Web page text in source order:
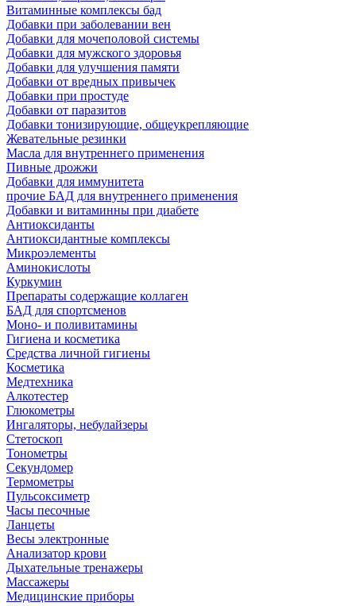
Витаминные комплексы бад
Добавки при заболевании вен
Добавки для мочеполовой системы
Добавки для мужского здоровья
Добавки для улучшения памяти
Добавки от вредных привычек
Добавки при простуде
Добавки от паразитов
Добавки тонизирующие, общеукрепляющие
Жевательные резинки
Масла для внутреннего применения
Пивные дрожжи
Добавки для иммунитета
прочие БАД для внутреннего применения
Добавки и витаминны при диабете
Антиоксиданты
Антиоксидантные комплексы
Микроэлементы
Аминокислоты
Куркумин
Препараты содержащие коллаген
БАД для спортсменов
Моно- и поливитамины
Гигиена и косметика
Средства личной гигиены
Косметика
Медтехника
Алкотестер
Глюкометры
Ингаляторы, небулайзеры
Стетоскоп
Тонометры
Секундомер
Термометры
Пульсоксиметр
Часы песочные
Ланцеты
Весы электронные
Анализатор крови
Дыхательные тренажеры
Массажеры
Медицинские приборы